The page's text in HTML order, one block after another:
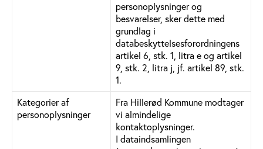
personoplysninger og
besvarelser, sker dette med
grundlag i
databeskyttelsesforordningens
artikel 6, stk. 1, litra e og artikel
9, stk. 2, litra j, jf. artikel 89, stk.
1.
Kategorier af
personoplysninger
Fra Hillerød Kommune modtager
vi almindelige
kontaktoplysninger.
I dataindsamlingen